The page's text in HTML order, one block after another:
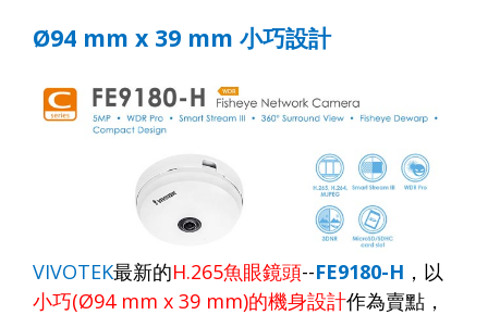
Ø94 mm x 39 mm 小巧設計
VIVOTEK最新的H.265魚眼鏡頭--FE9180-H ，以
小巧(Ø94 mm x 39 mm)的機身設計作為賣點，